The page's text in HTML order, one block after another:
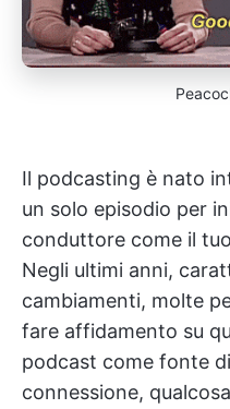
Il podcasting è nato
un solo episodio per
conduttore come il
Negli ultimi anni,
cambiamenti, molte
fare affidamento su
podcast come fonte
connessione,